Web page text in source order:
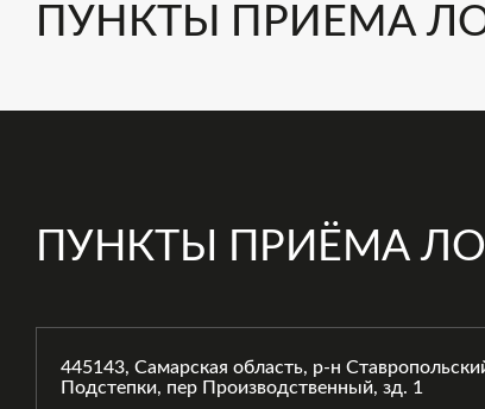
ПУНКТЫ ПРИЕМА
ПУНКТЫ ПРИЁМА
445143, Самарская область, р-н
Подстепки, пер Производственный, зд. 1